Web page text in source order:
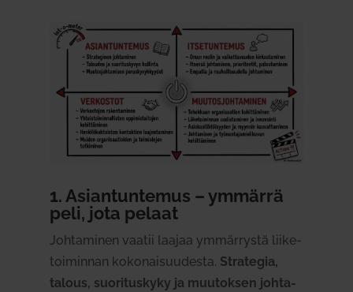
1. Asian­tun­temus – ymmärrä
peli, jota pelaat
Joh­ta­minen vaatii laajaa ymmär­rystä lii­ke­
toi­minnan koko­nai­suu­desta. Stra­tegia,
talous, suo­ri­tuskyky ja muu­toksen joh­ta­